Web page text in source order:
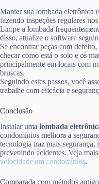
Manter sua lombada eletrônica
fazendo inspeções regulares
Limpe a lombada
disso, atualize o software
Se encontrar peças com
checar como está o solo e os
principalmente em locais com
bruscas.
Seguindo estes passos, você
trabalhe com eficácia e
Conclusão
Instalar uma lombada
condomínios melhora a
tecnologia traz mais
prevenindo acidentes. Veja
velocidade em condomínios.
Comparada com métodos